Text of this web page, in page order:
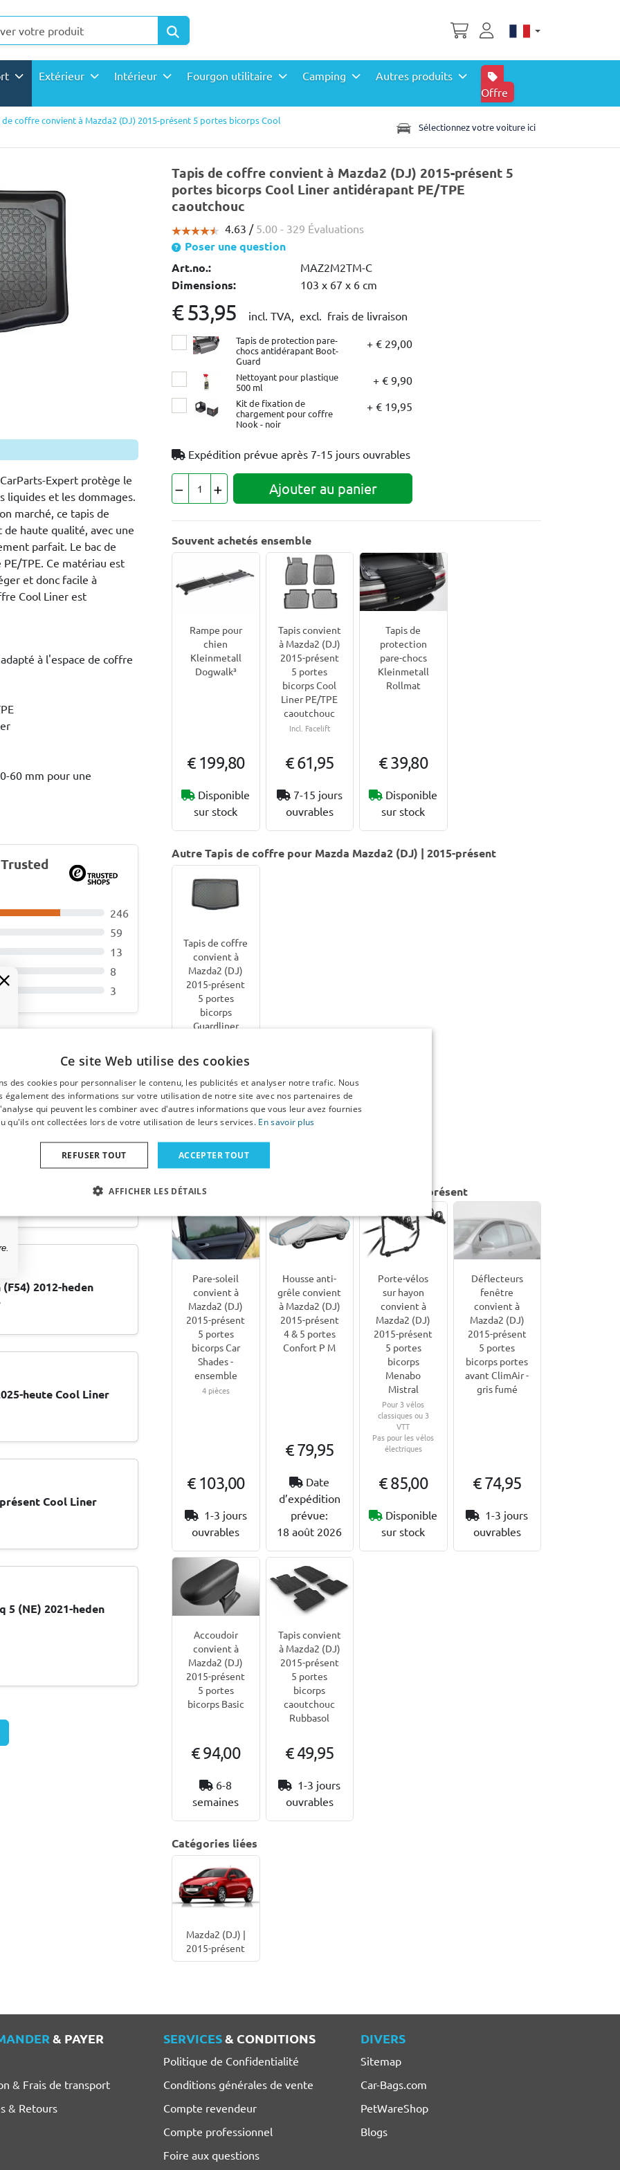
Extérieur Intérieur Fourgon utilitaire Camping
Autres produits
Offre
de coffre convient à Mazda2 (DJ) 2015-présent 5 portes bicorps Cool
Sélectionnez votre voiture ici
Expert protège le
liquides et les dommages.
marché, ce tapis de
haute qualité, avec une
parfait. Le bac de
TPE. Ce matériau est
et donc facile à
Cool Liner est
à l'espace de coffre
60 mm pour une
246
59
13
8
3
heute Cool Liner
2012-heden
heute Cool Liner
Cool Liner
(NE) 2021-heden
Tapis de coffre convient à Mazda2 (DJ) 2015-présent 5
portes bicorps Cool Liner antidérapant PE/TPE
caoutchouc
4.63 / 5.00 - 329 Évaluations
Poser une question
Art.no.:
MAZ2M2TM-C
Dimensions: 103 x 67 x 6 cm
€ 53,95 incl. TVA, excl. frais de livraison
Tapis de protection pare-
chocs antidérapant Boot-
Guard
+ € 29,00
Nettoyant pour plastique
500 ml
+ € 9,90
Kit de fixation de
chargement pour coffre
Nook - noir
+ € 19,95
Expédition prévue après 7-15 jours ouvrables
Ajouter au panier
Souvent achetés ensemble
Rampe pour
chien
Kleinmetall
Dogwalk³
€ 199,80
Disponible
sur stock
Tapis convient
à Mazda2 (DJ)
2015-présent
5 portes
bicorps Cool
Liner PE/TPE
caoutchouc
Incl. Facelift
€ 61,95
7-15 jours
ouvrables
Tapis de
protection
pare-chocs
Kleinmetall
Rollmat
€ 39,80
Disponible
sur stock
Autre Tapis de coffre pour Mazda Mazda2 (DJ) | 2015-présent
Tapis de coffre
convient à
Mazda2 (DJ)
2015-présent
5 portes
bicorps
Guardliner
caoutchouc
€ 38,95
ouvrables
Autres produits pour Mazda Mazda2 (DJ) | 2015-présent
Pare-soleil
convient à
Mazda2 (DJ)
2015-présent
5 portes
bicorps Car
Shades -
ensemble
4 pièces
€ 103,00
1-3 jours
ouvrables
Housse anti-
grêle convient
à Mazda2 (DJ)
2015-présent
4 & 5 portes
Confort P M
€ 79,95
Date
d’expédition
prévue:
18 août 2026
Porte-vélos
sur hayon
convient à
Mazda2 (DJ)
2015-présent
5 portes
bicorps
Menabo
Mistral
Pour 3 vélos
classiques ou 3
VTT
Pas pour les vélos
électriques
€ 85,00
Disponible
sur stock
Déflecteurs
fenêtre
convient à
Mazda2 (DJ)
2015-présent
5 portes
bicorps portes
avant ClimAir -
gris fumé
€ 74,95
1-3 jours
ouvrables
Accoudoir
convient à
Mazda2 (DJ)
2015-présent
5 portes
bicorps Basic
€ 94,00
6-8
semaines
Tapis convient
à Mazda2 (DJ)
2015-présent
5 portes
bicorps
caoutchouc
Rubbasol
€ 49,95
1-3 jours
ouvrables
Catégories liées
Mazda2 (DJ) |
2015-présent
& PAYER
& Frais de transport
& Retours
SERVICES& CONDITIONS
Politique de Confidentialité
Conditions générales de vente
Compte revendeur
Compte professionnel
Foire aux questions
DIVERS
Sitemap
Car-Bags.com
PetWareShop
Blogs
Ce site Web utilise des cookies
des cookies pour personnaliser le contenu, les publicités et analyser notre trafic. Nous
également des informations sur votre utilisation de notre site avec nos partenaires de
qui peuvent les combiner avec d'autres informations que vous leur avez fournies
qu'ils ont collectées lors de votre utilisation de leurs services. En savoir plus
ACCEPTER TOUT
REFUSER TOUT
AFFICHER LES DÉTAILS